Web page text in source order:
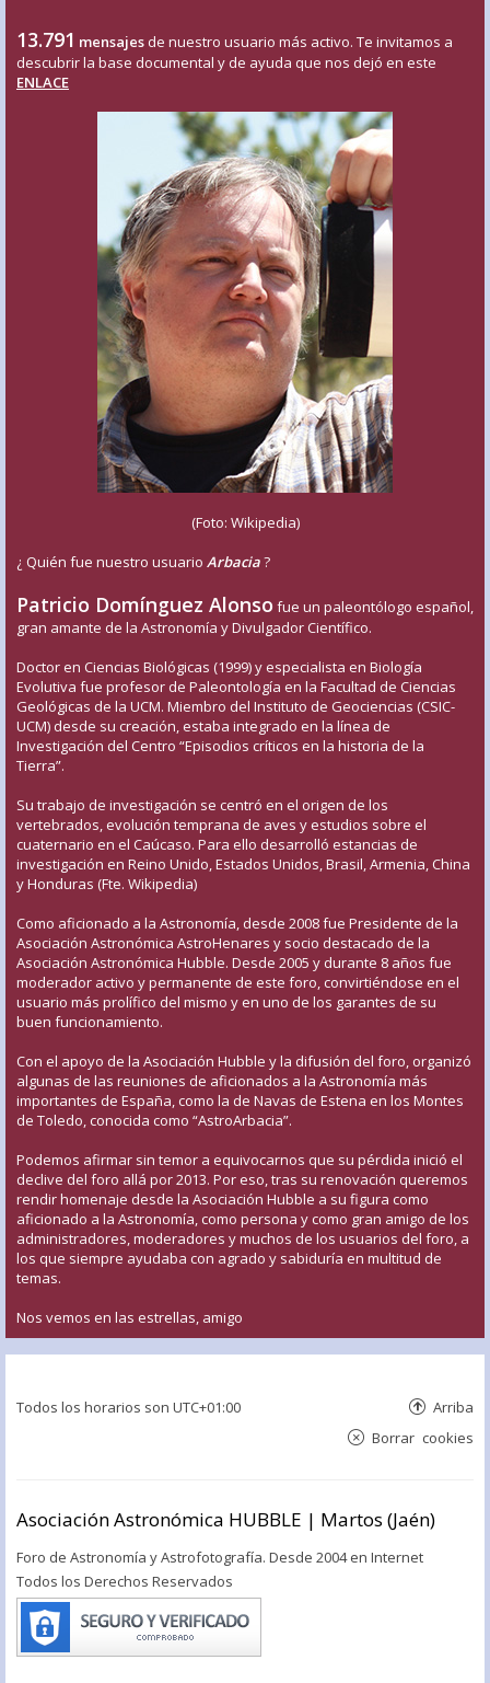
13.791 mensajes de nuestro usuario más activo. Te invitamos a
descubrir la base documental y de ayuda que nos dejó en este
ENLACE
(Foto: Wikipedia)
¿ Quién fue nuestro usuario Arbacia?
Patricio Domínguez Alonso fue un paleontólogo español,
gran amante de la Astronomía y Divulgador Científico.
Doctor en Ciencias Biológicas (1999) y especialista en Biología
Evolutiva fue profesor de Paleontología en la Facultad de Ciencias
Geológicas de la UCM. Miembro del Instituto de Geociencias (CSIC-
UCM) desde su creación, estaba integrado en la línea de
Investigación del Centro “Episodios críticos en la historia de la
Tierra”.
Su trabajo de investigación se centró en el origen de los
vertebrados, evolución temprana de aves y estudios sobre el
cuaternario en el Caúcaso. Para ello desarrolló estancias de
investigación en Reino Unido, Estados Unidos, Brasil, Armenia, China
y Honduras (Fte. Wikipedia)
Como aficionado a la Astronomía, desde 2008 fue Presidente de la
Asociación Astronómica AstroHenares y socio destacado de la
Asociación Astronómica Hubble. Desde 2005 y durante 8 años fue
moderador activo y permanente de este foro, convirtiéndose en el
usuario más prolífico del mismo y en uno de los garantes de su
buen funcionamiento.
Con el apoyo de la Asociación Hubble y la difusión del foro, organizó
algunas de las reuniones de aficionados a la Astronomía más
importantes de España, como la de Navas de Estena en los Montes
de Toledo, conocida como “AstroArbacia”.
Podemos afirmar sin temor a equivocarnos que su pérdida inició el
declive del foro allá por 2013. Por eso, tras su renovación queremos
rendir homenaje desde la Asociación Hubble a su figura como
aficionado a la Astronomía, como persona y como gran amigo de los
administradores, moderadores y muchos de los usuarios del foro, a
los que siempre ayudaba con agrado y sabiduría en multitud de
temas.
Nos vemos en las estrellas, amigo
Todos los horarios son UTC+01:00 Arriba
Borrar cookies
Asociación Astronómica HUBBLE | Martos (Jaén)
Foro de Astronomía y Astrofotografía. Desde 2004 en Internet
Todos los Derechos Reservados